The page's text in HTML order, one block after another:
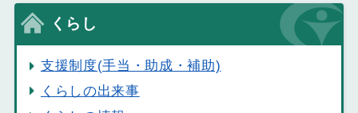
くらし
支援制度(手当・助成・補助)
くらしの出来事